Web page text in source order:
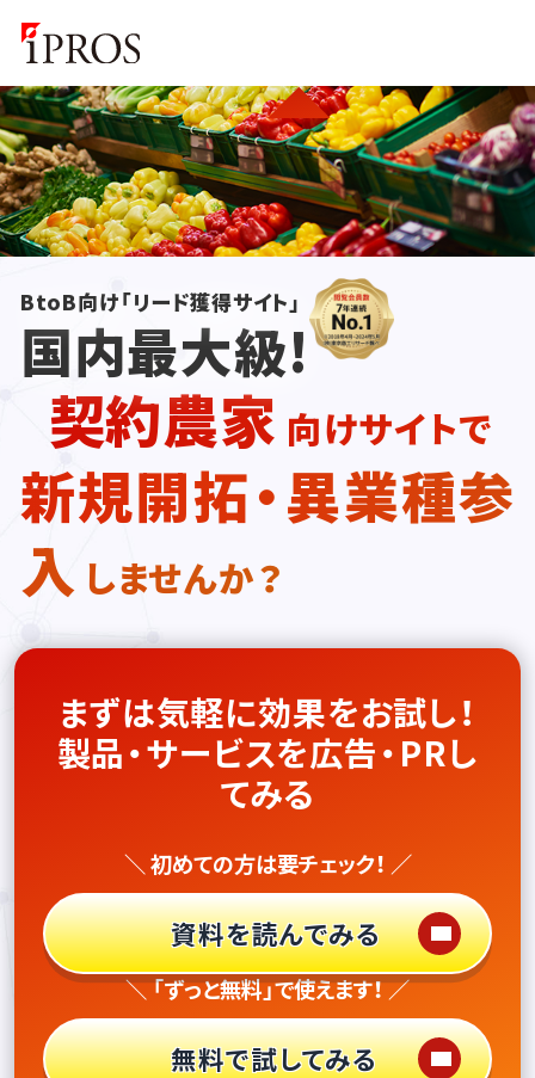
BtoB向け「リード獲得サイト」
国内最大級!
契約農家 向けサイトで
新規開拓・異業種参
入 しませんか？
まずは気軽に効果をお試し！
製品・サービスを広告・PRし
てみる
＼ 初めての方は要チェック！ ／
資料を読んでみる
＼ 「ずっと無料」で使えます！ ／
無料で試してみる